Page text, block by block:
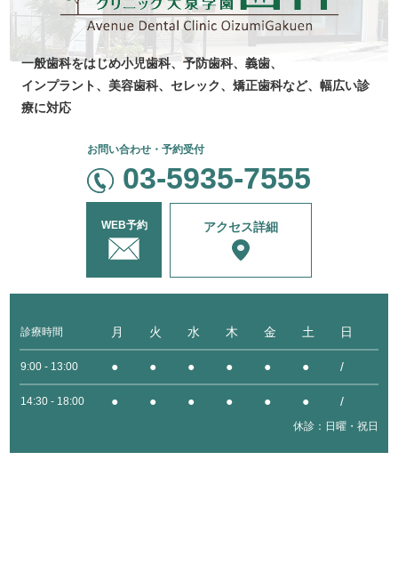
一般歯科をはじめ小児歯科、 予防歯科、 義歯、
インプラント、美容歯科、セレック、 矯正歯科など、 幅広い診
療に対応
お問い合わせ・予約受付
03-5935-7555
WEB予約 アクセス詳細
診療時間 月 火 水 木 金 土 日
9:00 - 13:00 ● ● ● ● ● ● /
14:30 - 18:00 ● ● ● ● ● ● /
休診：日曜・祝日